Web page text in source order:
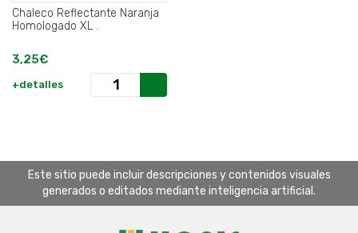
Chaleco Reflectante Naranja
Homologado XL .
3,25€
+detalles
Este sitio puede incluir descripciones y contenidos visuales
generados o editados mediante inteligencia artificial.